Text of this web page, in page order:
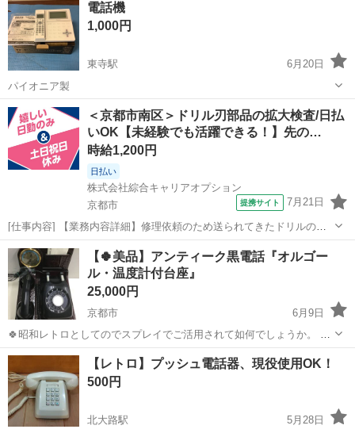
電話機
1,000円
東寺駅
6月20日
パイオニア製
京都 京都市 東寺駅 電話、ＦＡＸ
＜京都市南区＞ドリル刃部品の拡大検査/日払
いOK【未経験でも活躍できる！】先の…
時給1,200円
日払い
株式会社綜合キャリアオプション
京都市
提携サイト 7月21日
[仕事内容] 【業務内容詳細】修理依頼のため送られてきたドリルの刃
先などの金属部品を検査する業務。 コーティング前の部品を拡大鏡を
使って目視検査していただいたり、 洗浄後の部品の検査をしていただ
きます。 【取扱製品情報】修理...
京都 京都市 工場
【🍀美品】アンティーク黒電話『オルゴー
ル・温度計付台座』
25,000円
京都市
6月9日
🍀昭和レトロとしてのでスプレイでご活用されて如何でしょうか。 🍀
電話機自体の動作確認は行っていません！ 【注意事項】・・・・・良
く読んでください。 💛全国発送無料ですが、(沖縄・離れ島等々)は別
途相談させてください...
京都 京都市 電話、ＦＡＸ 黒電話
【レトロ】プッシュ電話器、現役使用OK！
500円
北大路駅
5月28日